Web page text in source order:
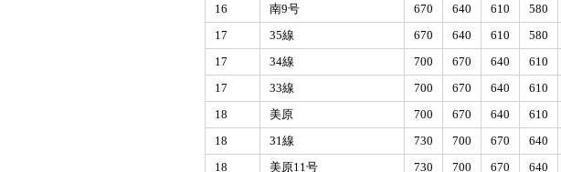
16
南9号 670 640 610 580
17
35線 670 640 610 580
17
34線 700 670 640 610
17
33線 700 670 640 610
18
美原 700 670 640 610
18
31線 730 700 670 640
18
美原11号 730 700 670 640